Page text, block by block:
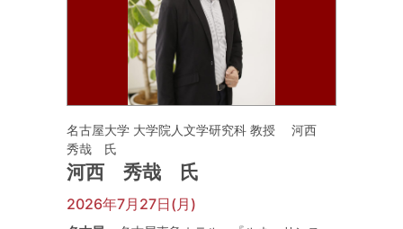
名古屋大学 大学院人文学研究科 教授 河西
秀哉 氏
河西 秀哉 氏
2026年7月27日(月)